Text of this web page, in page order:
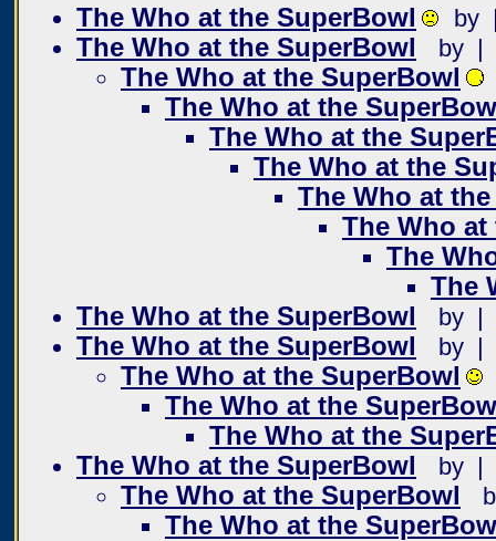
The Who at the SuperBowl by
The Who at the SuperBowl by |
The Who at the SuperBowl
The Who at the
The Who at the
The Who at the
The Who at
The Who
The
The
The Who at the SuperBowl
by |
The Who at the SuperBowl by |
The Who at the SuperBowl
The Who at the
The Who at the
The Who at the SuperBowl
by |
The Who at the SuperBowl
The Who at the